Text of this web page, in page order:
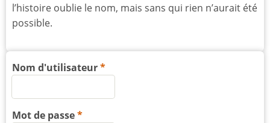
l’histoire oublie le nom, mais sans qui rien n’aurait été
possible.
Nom d'utilisateur
Mot de passe